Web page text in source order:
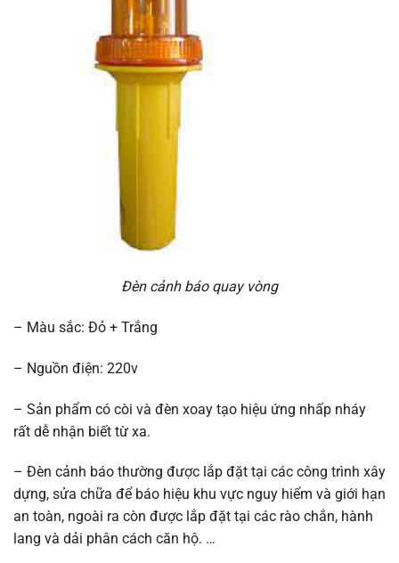
Đèn cảnh báo quay vòng
– Màu sắc: Đỏ + Trắng
– Nguồn điện: 220v
– Sản phẩm có còi và đèn xoay tạo hiệu ứng nhấp nháy
rất dễ nhận biết từ xa.
– Đèn cảnh báo thường được lắp đặt tại các công trình xây
dựng, sửa chữa để báo hiệu khu vực nguy hiểm và giới hạn
an toàn, ngoài ra còn được lắp đặt tại các rào chắn, hành
lang và dải phân cách căn hộ. …